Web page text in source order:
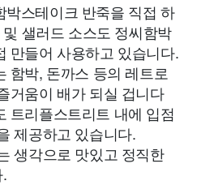
스테이크 반죽을 직접 하
샐러드 소스도 정씨함박
만들어 사용하고 있습니다.
함박, 돈까스 등의 레트로
거움이 배가 되실 겁니다
트리플스트리트 내에 입점
제공하고 있습니다.
생각으로 맛있고 정직한